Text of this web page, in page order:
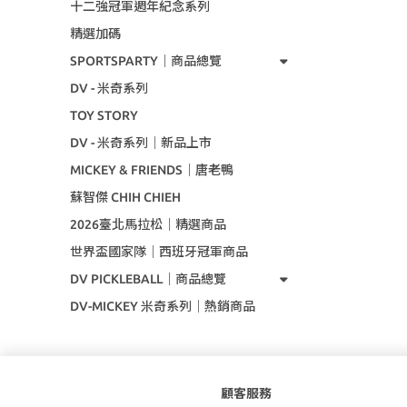
十二強冠軍週年紀念系列
精選加碼
SPORTSPARTY｜商品總覽
DV - 米奇系列
TOY STORY
DV - 米奇系列｜新品上市
MICKEY & FRIENDS｜唐老鴨
蘇智傑 CHIH CHIEH
2026臺北馬拉松｜精選商品
世界盃國家隊｜西班牙冠軍商品
DV PICKLEBALL｜商品總覽
DV-MICKEY 米奇系列｜熱銷商品
顧客服務